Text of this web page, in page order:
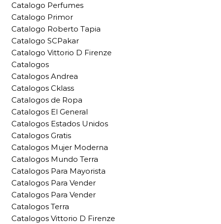
Catalogo Perfumes
Catalogo Primor
Catalogo Roberto Tapia
Catalogo SCPakar
Catalogo Vittorio D Firenze
Catalogos
Catalogos Andrea
Catalogos Cklass
Catalogos de Ropa
Catalogos El General
Catalogos Estados Unidos
Catalogos Gratis
Catalogos Mujer Moderna
Catalogos Mundo Terra
Catalogos Para Mayorista
Catalogos Para Vender
Catalogos Para Vender
Catalogos Terra
Catalogos Vittorio D Firenze